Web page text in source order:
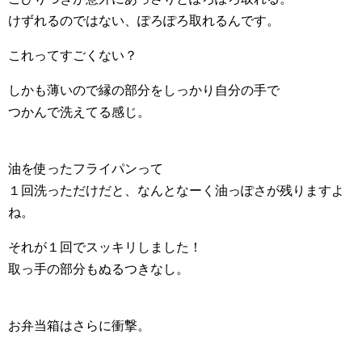
けずれるのではない、ぽろぽろ取れるんです。
これってすごくない？
しかも薄いので縁の部分をしっかり自分の手で
つかんで洗えてる感じ。
油を使ったフライパンって
１回洗っただけだと、なんとなーく油っぽさが残りますよ
ね。
それが１回でスッキリしました！
取っ手の部分もぬるつきなし。
お弁当箱はさらに衝撃。